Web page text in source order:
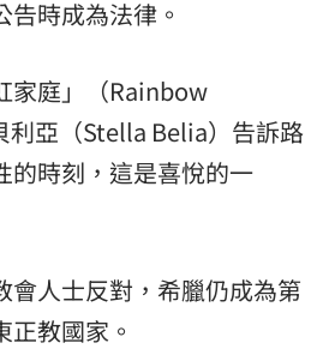
時成為法律。
家庭」（Rainbow
利亞（Stella Belia）告訴路
的時刻，這是喜悅的一
會人士反對，希臘仍成為第
教國家。